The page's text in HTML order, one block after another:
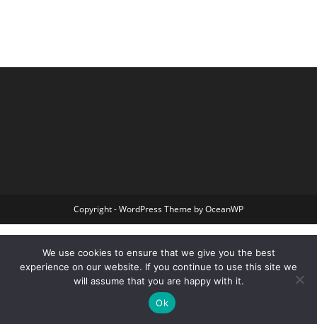
Copyright - WordPress Theme by OceanWP
We use cookies to ensure that we give you the best
experience on our website. If you continue to use this site we
will assume that you are happy with it.
Ok